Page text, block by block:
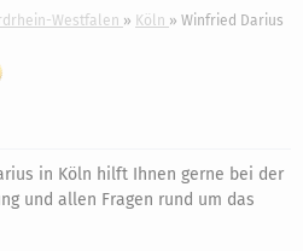
Westfalen Köln Winfried Darius
in Köln hilft Ihnen gerne bei der
und allen Fragen rund um das